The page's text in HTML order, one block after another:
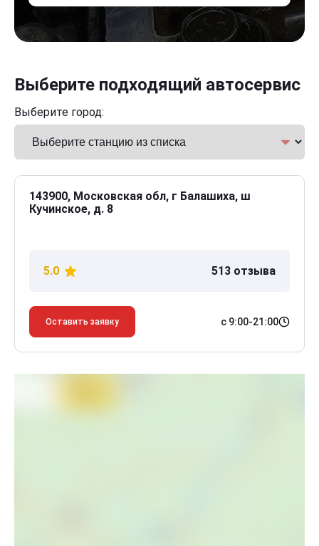
Выберите подходящий автосервис
Выберите город:
143900, Московская обл, г Балашиха, ш
Кучинское, д. 8
5.0 513 отзыва
Оставить заявку с 9:00-21:00